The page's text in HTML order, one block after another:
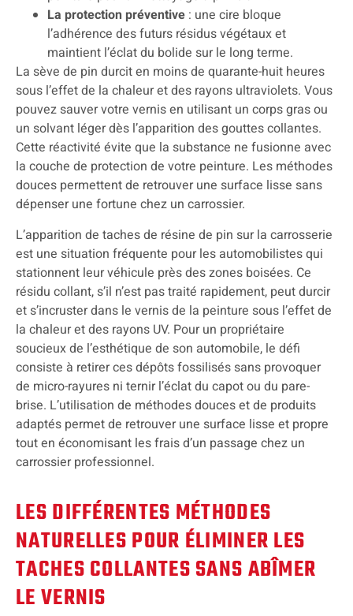
La protection préventive : une cire bloque
l’adhérence des futurs résidus végétaux et
maintient l’éclat du bolide sur le long terme.
La sève de pin durcit en moins de quarante-huit heures
sous l’effet de la chaleur et des rayons ultraviolets. Vous
pouvez sauver votre vernis en utilisant un corps gras ou
un solvant léger dès l’apparition des gouttes collantes.
Cette réactivité évite que la substance ne fusionne avec
la couche de protection de votre peinture. Les méthodes
douces permettent de retrouver une surface lisse sans
dépenser une fortune chez un carrossier.
L’apparition de taches de résine de pin sur la carrosserie
est une situation fréquente pour les automobilistes qui
stationnent leur véhicule près des zones boisées. Ce
résidu collant, s’il n’est pas traité rapidement, peut durcir
et s’incruster dans le vernis de la peinture sous l’effet de
la chaleur et des rayons UV. Pour un propriétaire
soucieux de l’esthétique de son automobile, le défi
consiste à retirer ces dépôts fossilisés sans provoquer
de micro-rayures ni ternir l’éclat du capot ou du pare-
brise. L’utilisation de méthodes douces et de produits
adaptés permet de retrouver une surface lisse et propre
tout en économisant les frais d’un passage chez un
carrossier professionnel.
LES DIFFÉRENTES MÉTHODES
NATURELLES POUR ÉLIMINER LES
TACHES COLLANTES SANS ABÎMER
LE VERNIS